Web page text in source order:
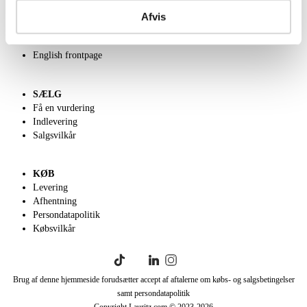
Afvis
English frontpage
SÆLG
Få en vurdering
Indlevering
Salgsvilkår
KØB
Levering
Afhentning
Persondatapolitik
Købsvilkår
Brug af denne hjemmeside forudsætter accept af aftalerne om købs- og salgsbetingelser
samt persondatapolitik